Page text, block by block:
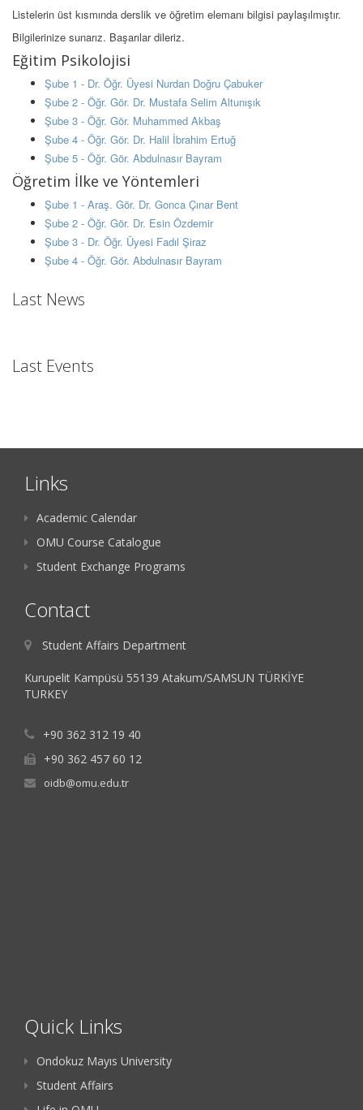
Listelerin üst kısmında derslik ve öğretim elemanı bilgisi paylaşılmıştır.
Bilgilerinize sunarız. Başarılar dileriz.
Eğitim Psikolojisi
Şube 1 - Dr. Öğr. Üyesi Nurdan Doğru Çabuker
Şube 2 - Öğr. Gör. Dr. Mustafa Selim Altunışık
Şube 3 - Öğr. Gör. Muhammed Akbaş
Şube 4 - Öğr. Gör. Dr. Halil İbrahim Ertuğ
Şube 5 - Öğr. Gör. Abdulnasır Bayram
Öğretim İlke ve Yöntemleri
Şube 1 - Araş. Gör. Dr. Gonca Çınar Bent
Şube 2 - Öğr. Gör. Dr. Esin Özdemir
Şube 3 - Dr. Öğr. Üyesi Fadıl Şiraz
Şube 4 - Öğr. Gör. Abdulnasır Bayram
Last News
Last Events
Links
Academic Calendar
OMU Course Catalogue
Student Exchange Programs
Contact
Student Affairs Department
Kurupelit Kampüsü 55139 Atakum/SAMSUN TÜRKİYE
TURKEY
+90 362 312 19 40
+90 362 457 60 12
oidb@omu.edu.tr
Quick Links
Ondokuz Mayıs University
Student Affairs